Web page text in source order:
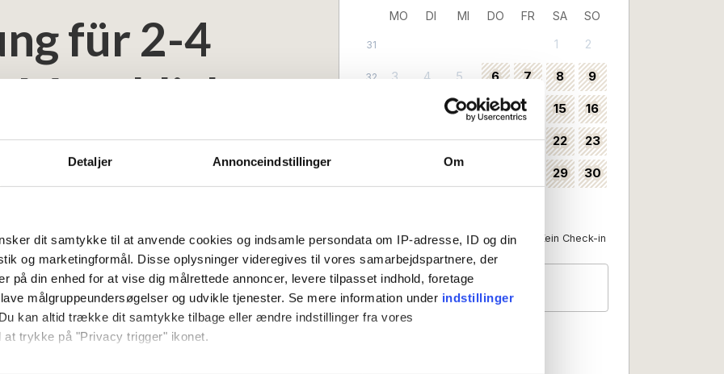
Detaljer Annonceindstillinger Om
dit samtykke til at anvende cookies og indsamle persondata om IP-adresse, ID og din
og marketingformål. Disse oplysninger videregives til vores samarbejdspartnere, der
på din enhed for at vise dig målrettede annoncer, levere tilpasset indhold, foretage
målgruppeundersøgelser og udvikle tjenester. Se mere information under indstillinger
kan altid trække dit samtykke tilbage eller ændre indstillinger fra vores
at trykke på "Privacy trigger" ikonet.
für 2-4
Meerblick
von der Bornholmer
Betten), große und gut ausgestattete
(2 Betten) und Badezimmer.
Balkon oder einer Terrasse mit
und ein eigener Grill sind in jedem
MO DI MI DO FR SA SO
31 1 2
32 3 4 5 6 7 8 9
12 13 14 15 16
34 17 18 19 20 21 22 23
29 30
Als Anreisedatum verfügbar Kein Check-in
Gäste
2 Personen